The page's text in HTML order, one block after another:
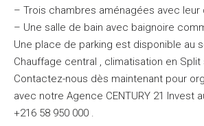
– Trois chambres aménagées avec leur
– Une salle de bain avec baignoire
Une place de parking est disponible au
Chauffage central , climatisation en
Contactez-nous dès maintenant pour
avec notre Agence CENTURY 21 Invest
+216 58 950 000 .